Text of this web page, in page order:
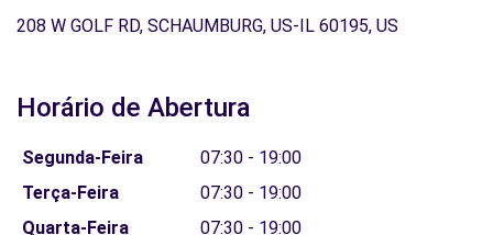
208 W GOLF RD, SCHAUMBURG, US-IL 60195, US
Horário de Abertura
Segunda-Feira
07:30 - 19:00
Terça-Feira
07:30 - 19:00
Quarta-Feira
07:30 - 19:00